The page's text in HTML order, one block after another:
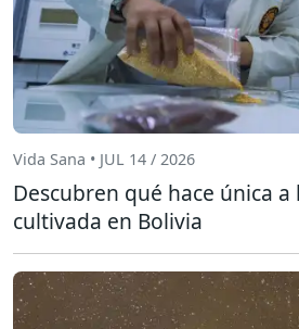
Vida Sana • JUL 14 / 2026
Descubren qué hace única
cultivada en Bolivia